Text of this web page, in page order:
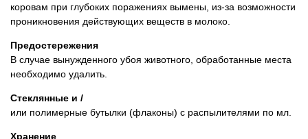
коровам при глубоких поражениях вымены, из-за возможности
проникновения действующих веществ в молоко.
Предостережения
В случае вынужденного убоя животного, обработанные места
необходимо удалить.
Стеклянные и /
или полимерные бутылки (флаконы) с распылителями по мл.
Хранение